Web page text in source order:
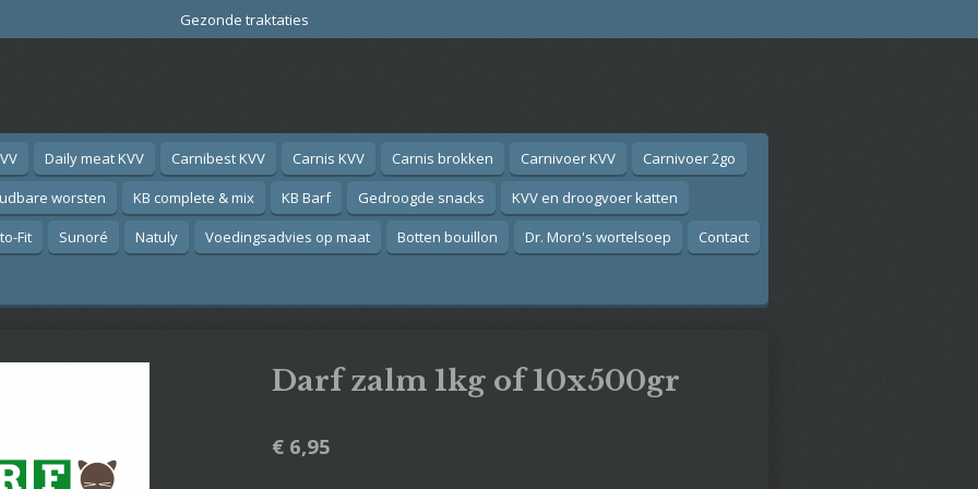
Gezonde traktaties
Daily meat KVV Carnibest KVV Carnis KVV Carnis brokken Carnivoer KVV
Carnivoer 2go
worsten KB complete & mix KB Barf Gedroogde snacks
KVV en droogvoer katten
Fit Sunoré Natuly Voedingsadvies op maat Botten bouillon Dr. Moro's wortelsoep Contact
Darf zalm 1kg of 10x500gr
€ 6,95